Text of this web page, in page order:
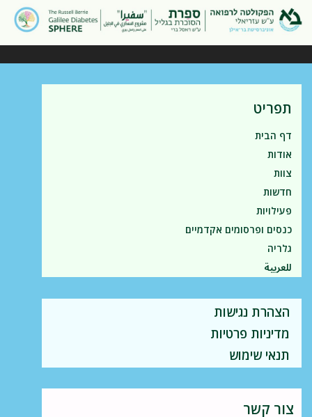
תפריט
דף הבית
אודות
צוות
חדשות
פעילויות
כנסים ופרסומים אקדמיים
גלריה
للعربية
הצהרת נגישות
מדיניות פרטיות
תנאי שימוש
צור קשר